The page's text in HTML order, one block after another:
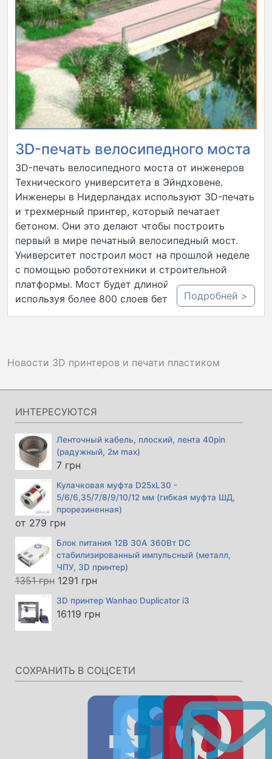
3D-печать велосипедного моста
3D-печать велосипедного моста от инженеров
Технического университета в Эйндховене.
Инженеры в Нидерландах используют 3D-печать
и трехмерный принтер, который печатает
бетоном. Они это делают чтобы построить
первый в мире печатный велосипедный мост.
Университет построил мост на прошлой неделе
с помощью робототехники и строительной
платформы. Мост будет длиной 8 метров,
используя более 800 слоев бетона и раствора.
Подробней >
Новости 3D принтеров и печати пластиком
ИНТЕРЕСУЮТСЯ
Ленточный кабель, плоский, лента 40pin
(радужный, 2м max)
7 грн
Кулачковая муфта D25xL30 -
5/6/6,35/7/8/9/10/12 мм (гибкая муфта ШД,
прорезиненная)
от 279 грн
Блок питания 12В 30А 360Вт DC
стабилизированный импульсный (металл,
ЧПУ, 3D принтер)
1351грн Первоначальная
цена
составляла
1351 грн.
1291 грнТекущая
цена:
1291 грн.
3D принтер Wanhao Duplicator i3
16119 грн
СОХРАНИТЬ В СОЦСЕТИ